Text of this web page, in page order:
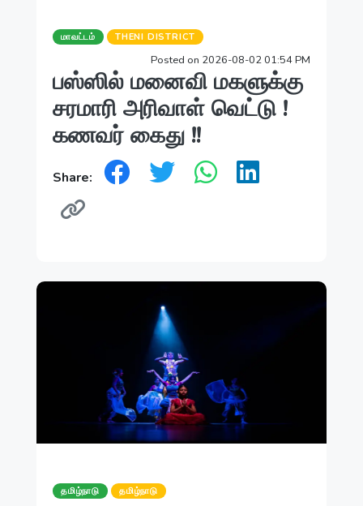
மாவட்டம் THENI DISTRICT
Posted on 2026-08-02 01:54 PM
பஸ்ஸில் மனைவி மகளுக்கு
சரமாரி அரிவாள் வெட்டு !
கணவர் கைது !!
Share:
தமிழ்நாடு தமிழ்நாடு